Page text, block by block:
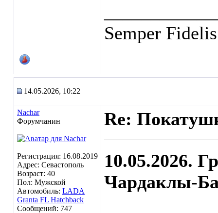
Semper
14.05.2026, 10:22
Nachar
Форумчанин
Регистрация: 16.08.2019
Адрес: Севастополь
Возраст: 40
Пол: Мужской
Автомобиль: LADA
Granta FL Hatchback
Сообщений: 747
Re:
10.05.2026.
Чардаклы-